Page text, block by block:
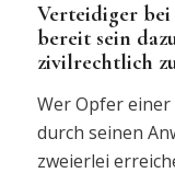
Verteidiger bei
bereit sein
zivilrechtlich
Wer Opfer
durch seinen
zweierlei